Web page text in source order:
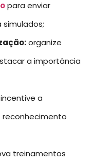
para enviar
organize
a importância
incentive a
treinamentos